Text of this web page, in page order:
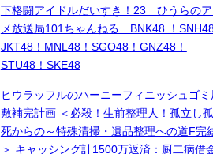
下格闘アイドルだいすき！23 ひうらのア
メ放送局101ちゃんねる BNK48 ！SNH48
JKT48！MNL48！SGO48！GNZ48！
STU48！SKE48
ヒウラッフルのハーニーフィニッシュゴミ
敷補完計画 ＜必殺！生前整理人！孤立し
死からの～特殊清掃・遺品整理への道F完
＞ キャッシング計1500万返済：厨二病借